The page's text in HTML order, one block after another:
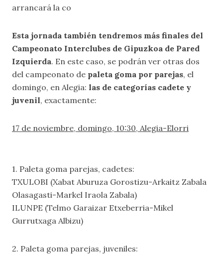
arrancará la co
Esta jornada también tendremos más finales del
Campeonato Interclubes de Gipuzkoa de Pared
Izquierda. En este caso, se podrán ver otras dos
del campeonato de paleta goma por parejas, el
domingo, en Alegia: las de categorías cadete y
juvenil, exactamente:
17 de noviembre, domingo, 10:30, Alegia-Elorri
1. Paleta goma parejas, cadetes:
TXULOBI (Xabat Aburuza Gorostizu-Arkaitz Zabala
Olasagasti-Markel Iraola Zabala)
ILUNPE (Telmo Garaizar Etxeberria-Mikel
Gurrutxaga Albizu)
2. Paleta goma parejas, juveniles: